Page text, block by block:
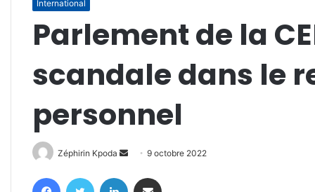
International
Parlement de la
scandale dans le
personnel
Zéphirin Kpoda
Envoyer
courriel
9 octobre 2022
FacebookTwitter Linkedin